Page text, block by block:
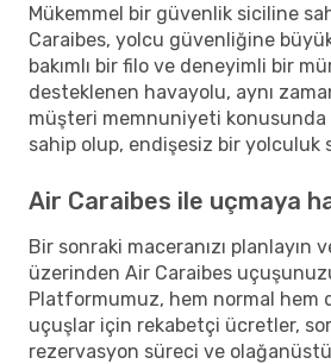
Mükemmel bir güvenlik siciline
Caraibes, yolcu güvenliğine
bakımlı bir filo ve deneyimli bir
desteklenen havayolu, aynı
müşteri memnuniyeti konusunda
sahip olup, endişesiz bir yolculuk
Air Caraibes ile uçmaya
Bir sonraki maceranızı planlayın
üzerinden Air Caraibes
Platformumuz, hem normal hem
uçuşlar için rekabetçi ücretler,
rezervasyon süreci ve